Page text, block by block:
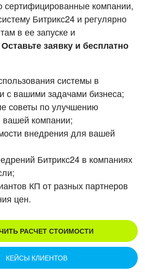
ВХОД
ВХОД
видеокейсы
компании,
Битрикс24 и регулярно
в ее запуске и
Оставьте заявку и бесплатно
системы в
с вашими задачами бизнеса;
советы по улучшению
вашей компании;
внедрения для вашей
Битрикс24 в компаниях
КП от разных партнеров
цен.
РАСЧЕТ СТОИМОСТИ
КЕЙСЫ КЛИЕНТОВ